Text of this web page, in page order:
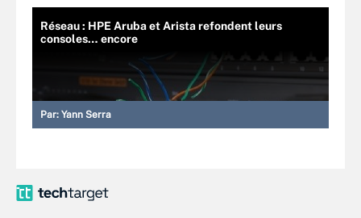
Réseau : HPE Aruba et Arista refondent leurs
consoles… encore
Par: Yann Serra